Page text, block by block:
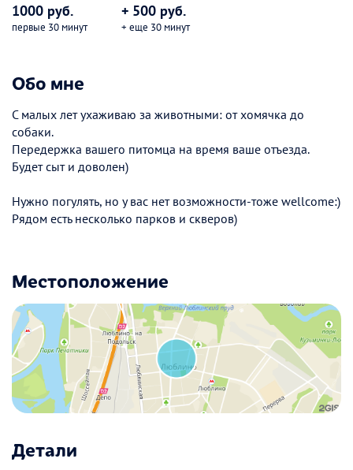
1000 руб.
первые 30 минут
+ 500 руб.
+ еще 30 минут
Обо мне
С малых лет ухаживаю за животными: от хомячка до
собаки.
Передержка вашего питомца на время ваше отъезда.
Будет сыт и доволен)
Нужно погулять, но у вас нет возможности-тоже wellcome:)
Рядом есть несколько парков и скверов)
Местоположение
Детали